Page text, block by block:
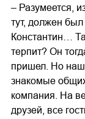
– Разумеется,
тут, должен
Константин…
терпит? Он
пришел. Но
знакомые
компания. На
друзей, все